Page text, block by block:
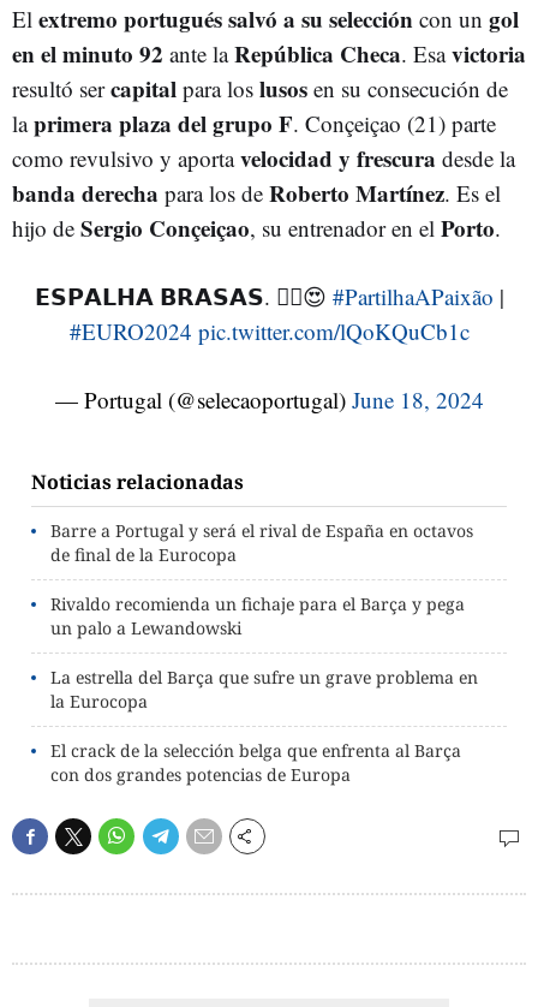
El extremo portuguéssalvó a su selección con un gol
en el minuto 92 ante laRepública Checa. Esavictoria
resultó sercapital para los lusos en su consecución de
laprimera plaza del grupo F. Conçeiçao (21) parte
como revulsivo y aportavelocidad y frescura desde la
banda derecha para los de Roberto Martínez. Es el
hijo de Sergio Conçeiçao, su entrenador en el Porto.
𝗘𝗦𝗣𝗔𝗟𝗛𝗔 𝗕𝗥𝗔𝗦𝗔𝗦. ❤️‍🔥😍 #PartilhaAPaixão |
#EURO2024 pic.twitter.com/lQoKQuCb1c
— Portugal (@selecaoportugal) June 18, 2024
Noticias relacionadas
Barre a Portugal y será el rival de España en octavos
de final de la Eurocopa
Rivaldo recomienda un fichaje para el Barça y pega
un palo a Lewandowski
La estrella del Barça que sufre un grave problema en
la Eurocopa
El crack de la selección belga que enfrenta al Barça
con dos grandes potencias de Europa